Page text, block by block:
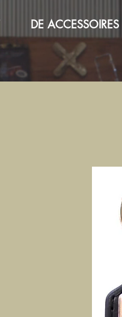
DE ACCESSOIRES